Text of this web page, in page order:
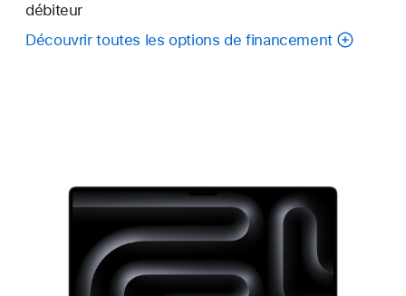
débiteur
Découvrir toutes les options de financement